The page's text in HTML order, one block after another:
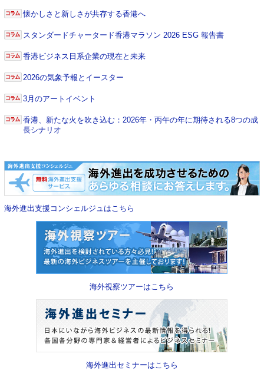
懐かしさと新しさが共存する香港へ
スタンダードチャータード香港マラソン 2026 ESG 報告書
香港ビジネス日系企業の現在と未来
2026の気象予報とイースター
3月のアートイベント
香港、新たな火を吹き込む：2026年・丙午の年に期待される8つの成
長シナリオ
海外進出支援コンシェルジュはこちら
海外視察ツアーはこちら
海外進出セミナーはこちら